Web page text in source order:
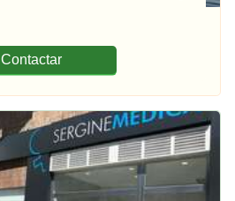
Contactar